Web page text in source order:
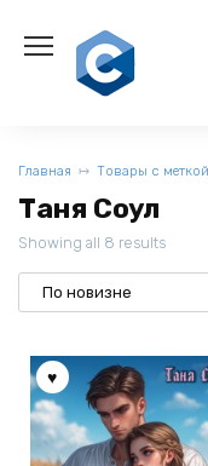
содержанию
Главная Товары с
Таня Соул
Showing all 8 results